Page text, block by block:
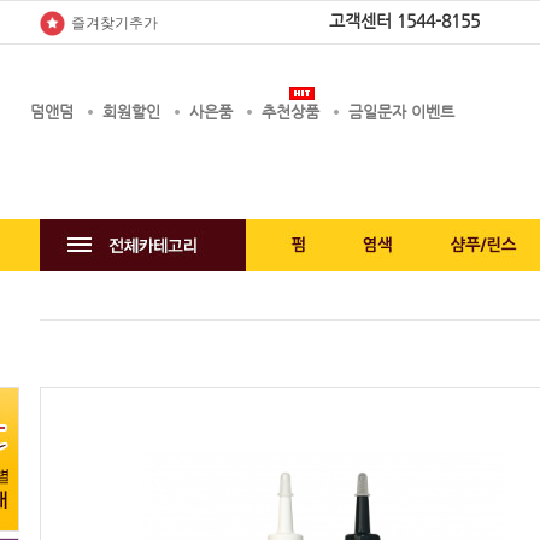
즐겨찾기추가 고객센터 1544-8155
덤앤덤 회원할인 사은품 추천상품 금일문자 이벤트